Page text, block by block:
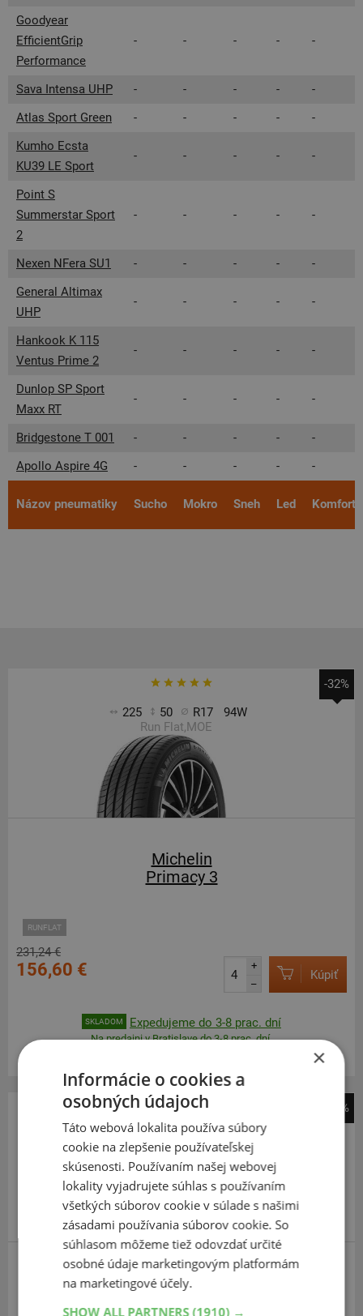
Goodyear
EfficientGrip
Performance
- - - - -
Sava Intensa UHP - - - -
-
Atlas Sport Green
- - - -
-
Kumho Ecsta
KU39 LE Sport
- - - - -
Point S
Summerstar Sport
2
- - - - -
Nexen NFera SU1 - - - -
-
General Altimax
UHP
- - - - -
Hankook K 115
Ventus Prime 2
- - - - -
Dunlop SP Sport
Maxx RT
- - - - -
Bridgestone T 001 - - - -
-
Apollo Aspire 4G
- - - - -
Názov pneumatiky Sucho Mokro Sneh Led Komfort
225 50 R17
94W
Run Flat,MOE
-32%
Michelin
Primacy 3
RUNFLAT
231,24 €
156,60 €
+
–
Kúpiť
SKLADOM Expedujeme do 3-8 prac. dní
Na predajni v Bratislave do 3-8 prac. dní.
225 50 R17
94W
MO
-46%
Continental
×
Informácie o cookies a
osobných údajoch
Táto webová lokalita používa súbory
cookie na zlepšenie používateľskej
skúsenosti. Používaním našej webovej
lokality vyjadrujete súhlas s používaním
všetkých súborov cookie v súlade s našimi
zásadami používania súborov cookie. So
súhlasom môžeme tiež odovzdať určité
osobné údaje marketingovým platformám
na marketingové účely.
SHOW ALL PARTNERS(1910) →